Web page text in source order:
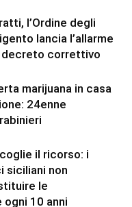
l’Ordine degli
lancia l’allarme
decreto correttivo
marijuana in casa
24enne
il ricorso: i
siciliani non
le
10 anni